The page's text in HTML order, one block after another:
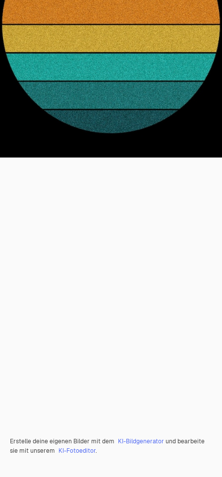
Erstelle deine eigenen Bilder mit dem KI-Bildgenerator und bearbeite
sie mit unserem KI-Fotoeditor.